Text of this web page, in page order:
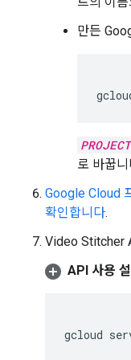
만든
로 바꿉니
Google Cloud
확인합니다.
Video Stitcher
API 사용
gcloud